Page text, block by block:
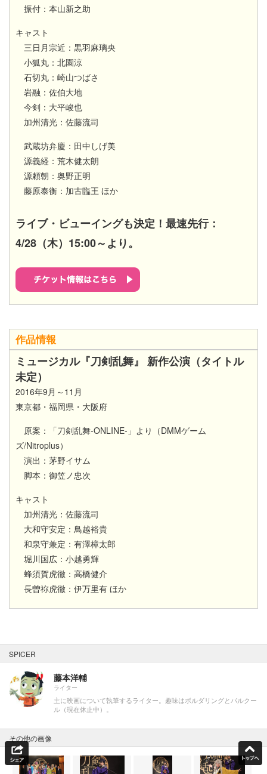
振付：本山新之助
キャスト
三日月宗近：黒羽麻璃央
小狐丸：北園涼
石切丸：崎山つばさ
岩融：佐伯大地
今剣：大平峻也
加州清光：佐藤流司
武蔵坊弁慶：田中しげ美
源義経：荒木健太朗
源頼朝：奥野正明
藤原泰衡：加古臨王 ほか
ライブ・ビューイングも決定！最速先行：
4/28（木）15:00～より。​
作品情報
ミュージカル『刀剣乱舞』 新作公演（タイトル
未定）​
2016年9月～11月
東京都・福岡県・大阪府
原案：「刀剣乱舞-ONLINE-」より（DMMゲーム
ズ/Nitroplus）
演出：茅野イサム
脚本：御笠ノ忠次
キャスト
加州清光：佐藤流司
大和守安定：鳥越裕貴
和泉守兼定：有澤樟太郎
堀川国広：小越勇輝
蜂須賀虎徹：高橋健介
長曽祢虎徹：伊万里有 ほか
SPICER
藤本洋輔
ライター
主に映画について執筆するライター。趣味はボルダリングとパルクー
ル（現在休止中）。
その他の画像